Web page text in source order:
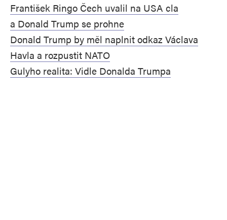
František Ringo Čech uvalil na USA cla
a Donald Trump se prohne
Donald Trump by měl naplnit odkaz Václava
Havla a rozpustit NATO
Gulyho realita: Vidle Donalda Trumpa